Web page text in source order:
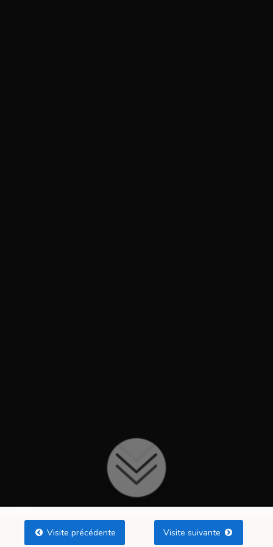
Visite précédente Visite suivante